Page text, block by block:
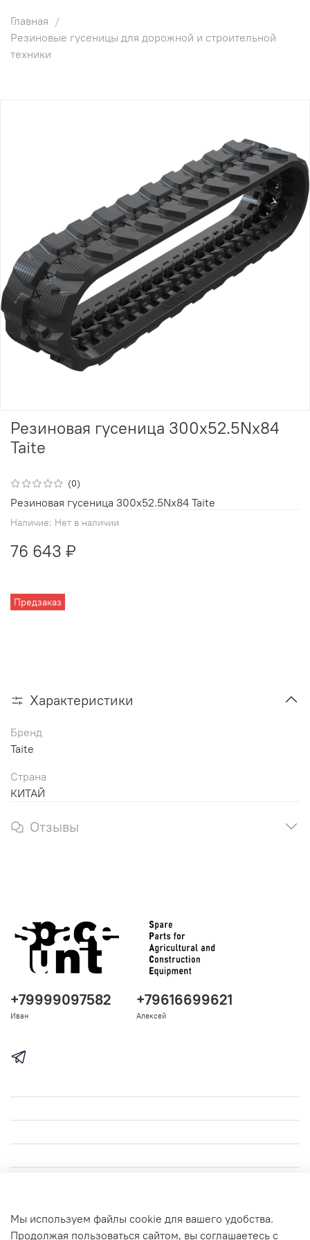
Главная
Резиновые гусеницы для дорожной и строительной
техники
(0)
Наличие: Нет в наличии
Предзаказ
Резиновая гусеница 300x52.5Nx84
Taite
76 643 ₽
Резиновая гусеница 300x52.5Nx84 Taite
Характеристики
Бренд
Taite
Страна
КИТАЙ
Отзывы
+79999097582
Иван
+79616699621
Алексей
Мы используем файлы cookie для вашего удобства.
Продолжая пользоваться сайтом, вы соглашаетесь с